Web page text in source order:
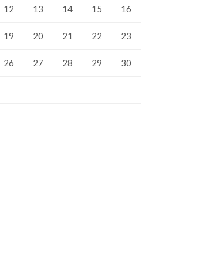
12 13 14 15 16
19 20 21 22 23
26 27 28 29 30